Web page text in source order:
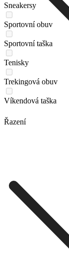
Sneakersy
Sportovní obuv
Sportovní taška
Tenisky
Trekingová obuv
Víkendová taška
Řazení